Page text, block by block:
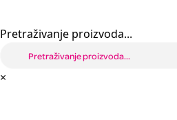
Pretraživanje proizvoda...
×